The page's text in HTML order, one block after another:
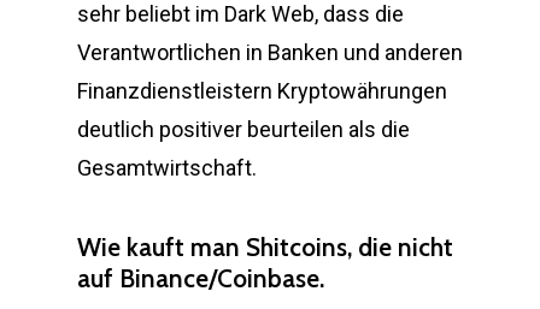
sehr beliebt im Dark Web, dass die
Verantwortlichen in Banken und anderen
Finanzdienstleistern Kryptowährungen
deutlich positiver beurteilen als die
Gesamtwirtschaft.
Wie kauft man Shitcoins, die nicht
auf Binance/Coinbase.